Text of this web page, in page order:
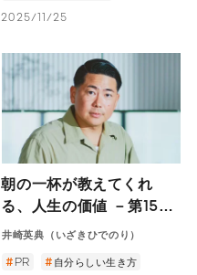
2025/11/25
朝の一杯が教えてくれ
る、人生の価値 －第15代
ワールド・バリスタ・チ
インタビュー－
井崎英典（いざきひでのり）
PR 自分らしい生き方